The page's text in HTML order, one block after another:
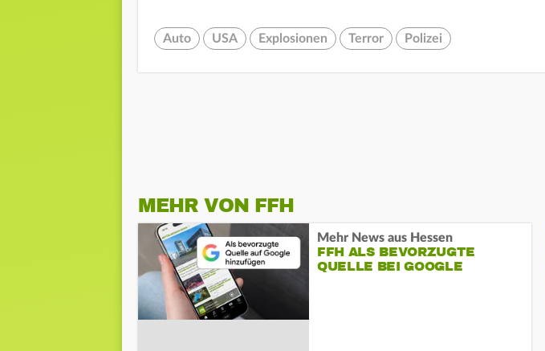
Auto USA Explosionen Terror Polizei
MEHR VON FFH
Mehr News aus Hessen
FFH ALS BEVORZUGTE
QUELLE BEI GOOGLE